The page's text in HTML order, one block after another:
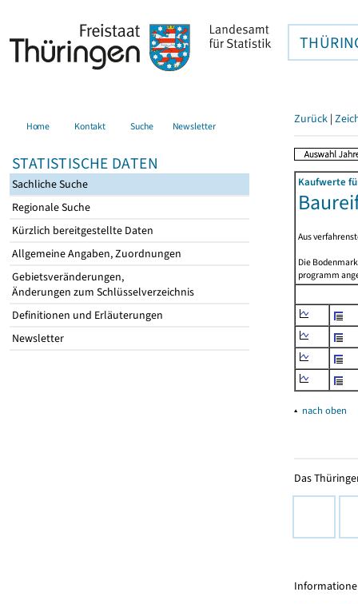
Home Kontakt Suche Newsletter
STATISTISCHE DATEN
Sachliche Suche
Regionale Suche
Kürzlich bereitgestellte Daten
Allgemeine Angaben, Zuordnungen
Gebietsveränderungen,
Änderungen zum Schlüsselverzeichnis
Definitionen und Erläuterungen
Newsletter
Zurück |
Kaufwerte
Aus
Die
programm
▴ nach oben
Das